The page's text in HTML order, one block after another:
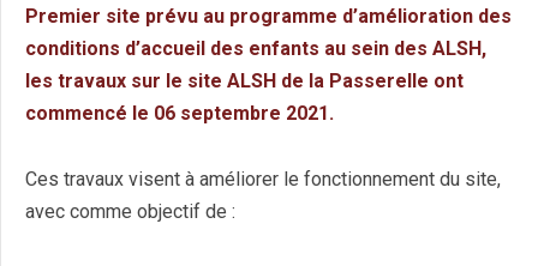
Premier site prévu au programme d’amélioration des
conditions d’accueil des enfants au sein des ALSH,
les travaux sur le site ALSH de la Passerelle ont
commencé le 06 septembre 2021.
Ces travaux visent à améliorer le fonctionnement du site,
avec comme objectif de :